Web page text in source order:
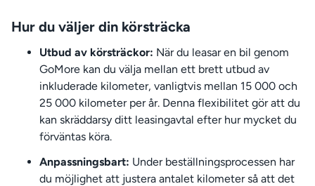
Hur du väljer din körsträcka
Utbud av körsträckor: När du leasar en bil genom
GoMore kan du välja mellan ett brett utbud av
inkluderade kilometer, vanligtvis mellan 15 000 och
25 000 kilometer per år. Denna flexibilitet gör att du
kan skräddarsy ditt leasingavtal efter hur mycket du
förväntas köra.
Anpassningsbart: Under beställningsprocessen har
du möjlighet att justera antalet kilometer så att det